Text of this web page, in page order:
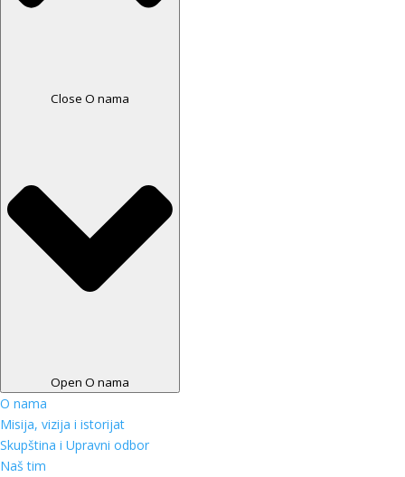
Close O nama
Open O nama
O nama
Misija, vizija i istorijat
Skupština i Upravni odbor
Naš tim